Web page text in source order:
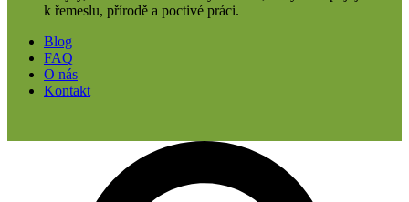
k řemeslu, přírodě a poctivé práci.
Blog
FAQ
O nás
Kontakt